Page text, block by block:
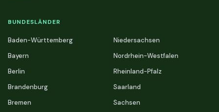
BUNDESLÄNDER
Baden-Württemberg
Bayern
Berlin
Brandenburg
Bremen
Niedersachsen
Nordrhein-Westfalen
Rheinland-Pfalz
Saarland
Sachsen